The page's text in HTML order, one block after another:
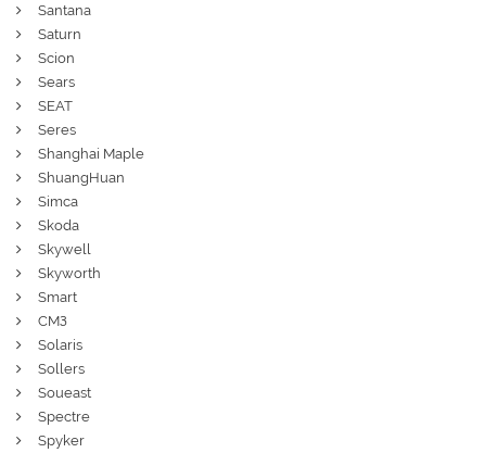
Santana
Saturn
Scion
Sears
SEAT
Seres
Shanghai Maple
ShuangHuan
Simca
Skoda
Skywell
Skyworth
Smart
СМЗ
Solaris
Sollers
Soueast
Spectre
Spyker